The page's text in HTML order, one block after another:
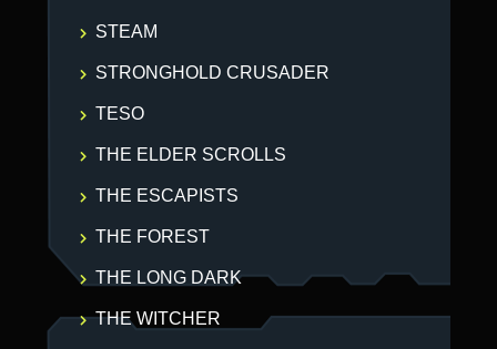
STEAM
STRONGHOLD CRUSADER
TESO
THE ELDER SCROLLS
THE ESCAPISTS
THE FOREST
THE LONG DARK
THE WITCHER